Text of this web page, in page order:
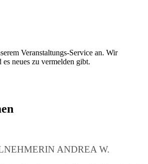
Veranstaltungs-Service an. Wir
neues zu vermelden gibt.
ANDREA W.